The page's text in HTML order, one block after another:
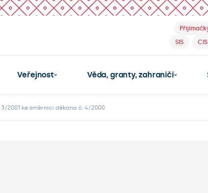
SIS
CIS
Veřejnost Věda, granty, zahraničí
2001 ke směrnici děkana č. 4/2000